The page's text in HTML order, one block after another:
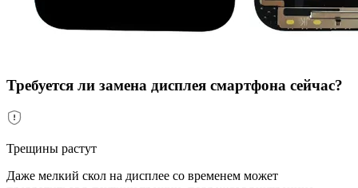
Требуется ли замена дисплея смартфона сейчас?
Трещины растут
Даже мелкий скол на дисплее со временем может